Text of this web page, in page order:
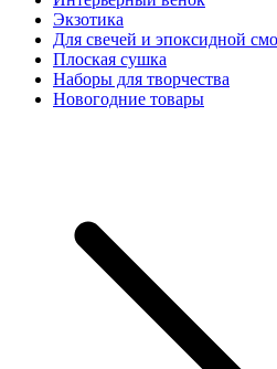
Экзотика
Для свечей и эпоксидной
Плоская сушка
Наборы для творчества
Новогодние товары